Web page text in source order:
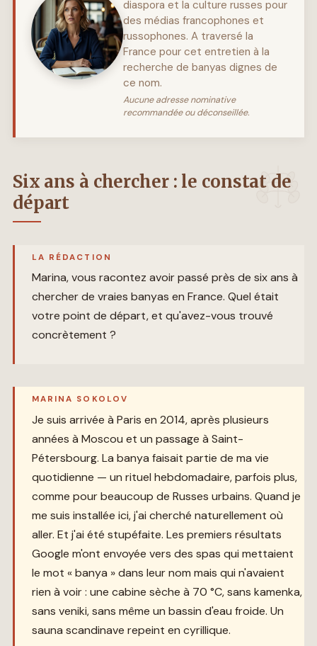
diaspora et la culture russes pour
des médias francophones et
russophones. A traversé la
France pour cet entretien à la
recherche de banyas dignes de
ce nom.
Aucune adresse nominative
recommandée ou déconseillée.
Six ans à chercher : le constat de
départ
LA RÉDACTION
Marina, vous racontez avoir passé près de six ans à
chercher de vraies banyas en France. Quel était
votre point de départ, et qu'avez-vous trouvé
concrètement ?
MARINA SOKOLOV
Je suis arrivée à Paris en 2014, après plusieurs
années à Moscou et un passage à Saint-
Pétersbourg. La banya faisait partie de ma vie
quotidienne — un rituel hebdomadaire, parfois plus,
comme pour beaucoup de Russes urbains. Quand je
me suis installée ici, j'ai cherché naturellement où
aller. Et j'ai été stupéfaite. Les premiers résultats
Google m'ont envoyée vers des spas qui mettaient
le mot « banya » dans leur nom mais qui n'avaient
rien à voir : une cabine sèche à 70 °C, sans kamenka,
sans veniki, sans même un bassin d'eau froide. Un
sauna scandinave repeint en cyrillique.